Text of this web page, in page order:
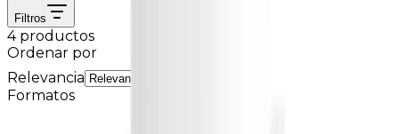
Filtros
4 productos
Ordenar por
Relevancia
Formatos